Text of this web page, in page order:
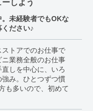
しよう
未経験者でもOKな
ださい♪
トアでのお仕事で
業務全般のお仕事
しを中心に、いろ
み。ひとつずつ慣
も多いので、初めて